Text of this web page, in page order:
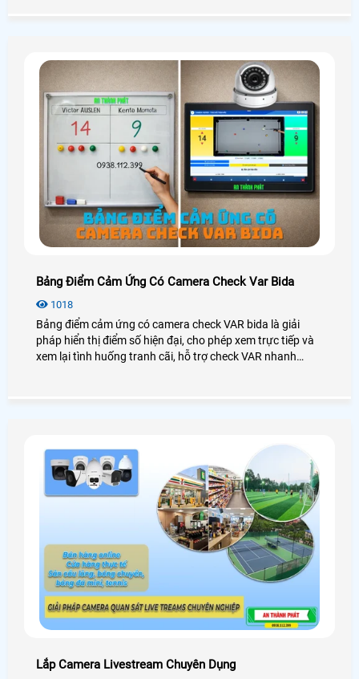
Bảng Điểm Cảm Ứng Có Camera Check Var Bida
1018
Bảng điểm cảm ứng có camera check VAR bida là giải
pháp hiển thị điểm số hiện đại, cho phép xem trực tiếp và
xem lại tình huống tranh cãi, hỗ trợ check VAR nhanh
Lắp Camera Livestream Chuyên Dụng